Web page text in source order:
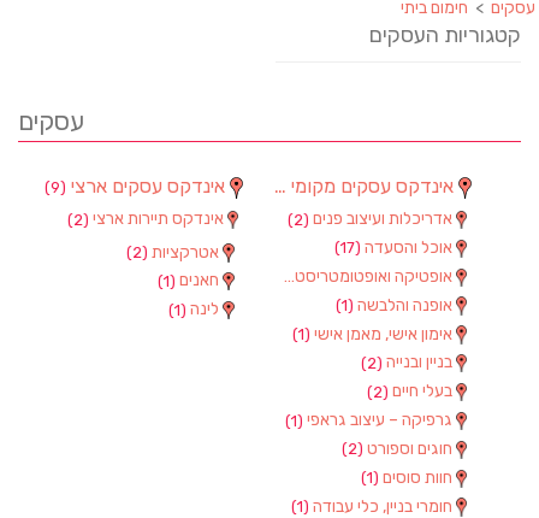
עסקים > חימום ביתי
קטגוריות העסקים
עסקים
אינדקס עסקים ארצי (9)
אינדקס תיירות ארצי (2)
אטרקציות (2)
חאנים (1)
לינה (1)
אינדקס עסקים מקומי (90)
אדריכלות ועיצוב פנים (2)
אוכל והסעדה (17)
אופטיקה ואופטומטריסטים
אופנה והלבשה (1)
אימון אישי, מאמן אישי (1)
בניין ובנייה (2)
בעלי חיים (2)
גרפיקה – עיצוב גראפי (1)
חוגים וספורט (2)
חוות סוסים (1)
חומרי בניין, כלי עבודה (1)